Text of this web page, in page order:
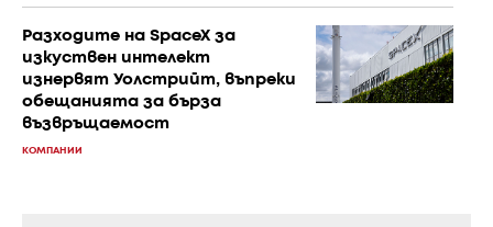
Разходите на SpaceX за
изкуствен интелект
изнервят Уолстрийт, въпреки
обещанията за бърза
възвръщаемост
КОМПАНИИ